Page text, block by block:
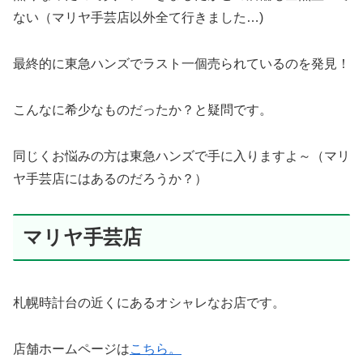
ない（マリヤ手芸店以外全て行きました…)
最終的に東急ハンズでラスト一個売られているのを発見！
こんなに希少なものだったか？と疑問です。
同じくお悩みの方は東急ハンズで手に入りますよ～（マリ
ヤ手芸店にはあるのだろうか？）
マリヤ手芸店
札幌時計台の近くにあるオシャレなお店です。
店舗ホームページはこちら。